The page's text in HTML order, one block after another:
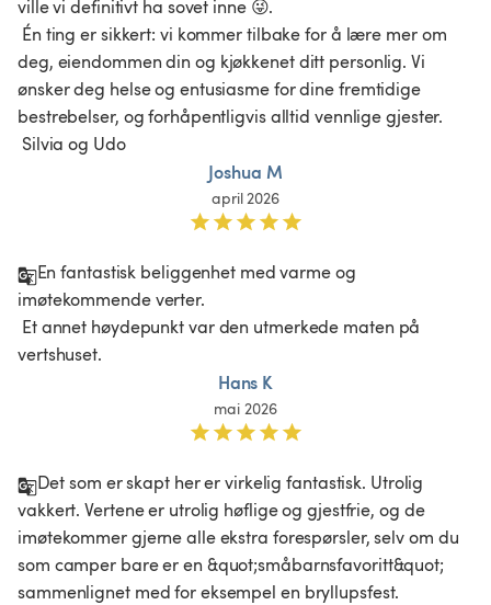
ville vi definitivt ha sovet inne 😜.
deg, eiendommen din og kjøkkenet ditt personlig. Vi
ønsker deg helse og entusiasme for dine fremtidige
bestrebelser, og forhåpentligvis alltid vennlige gjester.
Silvia og Udo
Joshua M
april 2026
En fantastisk beliggenhet med varme og
imøtekommende verter.
Hans K
mai 2026
Det som er skapt her er virkelig fantastisk. Utrolig
vakkert. Vertene er utrolig høflige og gjestfrie, og de
imøtekommer gjerne alle ekstra forespørsler, selv om du
som camper bare er en &quot;småbarnsfavoritt&quot;
sammenlignet med for eksempel en bryllupsfest.